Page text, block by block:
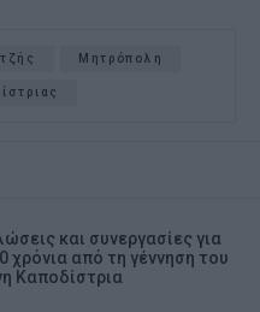
Μητρόπολη
και συνεργασίες για
χρόνια από τη γέννηση του
Καποδίστρια